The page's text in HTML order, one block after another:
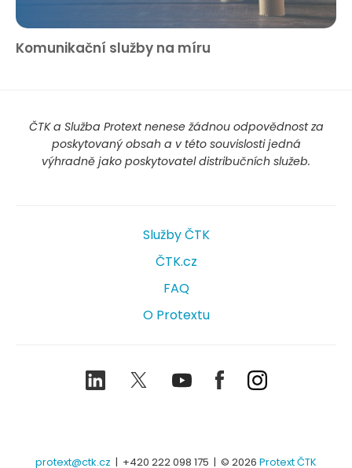
Komunikační služby na míru
ČTK a Služba Protext nenese žádnou odpovědnost za
poskytovaný obsah a v této souvislosti jedná
výhradně jako poskytovatel distribučních služeb.
Služby ČTK
ČTK.cz
FAQ
O Protextu
LinkedIn TwitterYoutubeFacebookInstagram
protext@ctk.cz | +420 222 098 175 | © 2026 Protext ČTK